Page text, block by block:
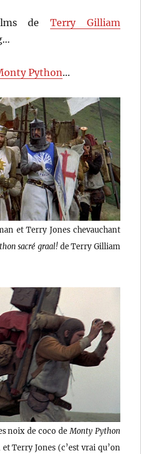
de Terry Gilliam
Python…
et Terry Jones chevauchant
sacré graal!de Terry Gilliam
noix de coco de Monty Python
Terry Jones (c’est vrai qu’on